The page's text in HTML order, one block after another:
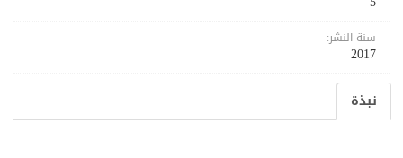
سنة النشر:
2017
نبذة